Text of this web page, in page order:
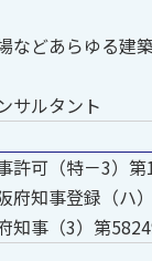
などあらゆる建
サルタント
許可（特－3）
府知事登録（ハ
知事（3）第